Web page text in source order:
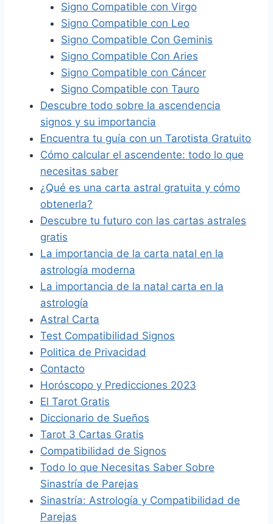
Signo Compatible con Virgo
Signo Compatible con Leo
Signo Compatible Con Geminis
Signo Compatible Con Aries
Signo Compatible con Cáncer
Signo Compatible con Tauro
Descubre todo sobre la ascendencia
signos y su importancia
Encuentra tu guía con un Tarotista Gratuito
Cómo calcular el ascendente: todo lo que
necesitas saber
¿Qué es una carta astral gratuita y cómo
obtenerla?
Descubre tu futuro con las cartas astrales
gratis
La importancia de la carta natal en la
astrología moderna
La importancia de la natal carta en la
astrología
Astral Carta
Test Compatibilidad Signos
Politica de Privacidad
Contacto
Horóscopo y Predicciones 2023
El Tarot Gratis
Diccionario de Sueños
Tarot 3 Cartas Gratis
Compatibilidad de Signos
Todo lo que Necesitas Saber Sobre
Sinastría de Parejas
Sinastría: Astrología y Compatibilidad de
Parejas